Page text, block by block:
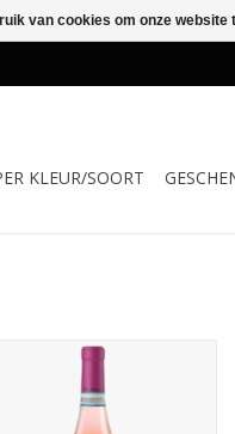
KLEUR/SOORT
zeer geraffineerde rosé is
gemaakt van 2 bijzondere
druivenrassen die typisch zijn
de Piemonte. Samen geven
van cookies om onze website